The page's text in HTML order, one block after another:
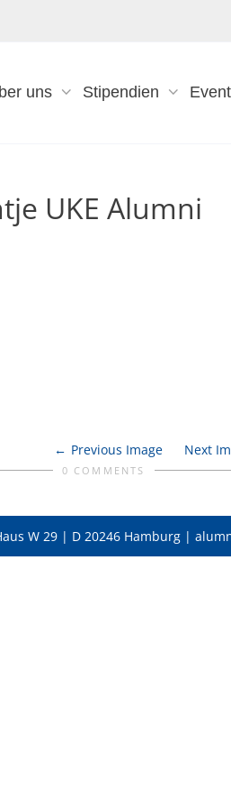
uns Stipendien
UKE Alumni
Previous Image Next
0 COMMENTS
W 29 | D 20246 Hamburg |